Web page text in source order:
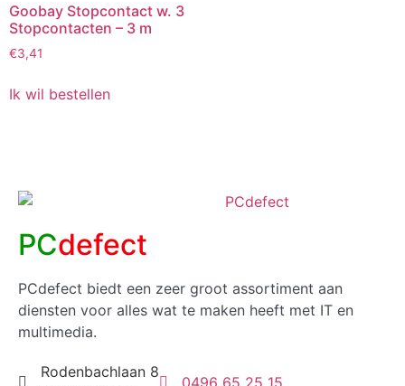
Goobay Stopcontact w. 3
Stopcontacten – 3 m
€3,41
Ik wil bestellen
PCdefect
PCdefect biedt een zeer groot assortiment aan
diensten voor alles wat te maken heeft met IT en
multimedia.
Rodenbachlaan 8